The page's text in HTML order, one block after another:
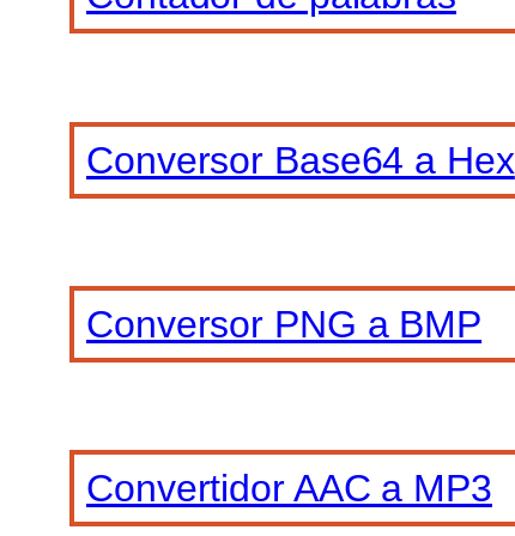
Conversor Base64 a Hex
Conversor PNG a BMP
Convertidor AAC a MP3